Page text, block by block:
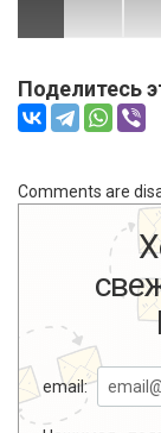
Поделитесь
Comments are
email: